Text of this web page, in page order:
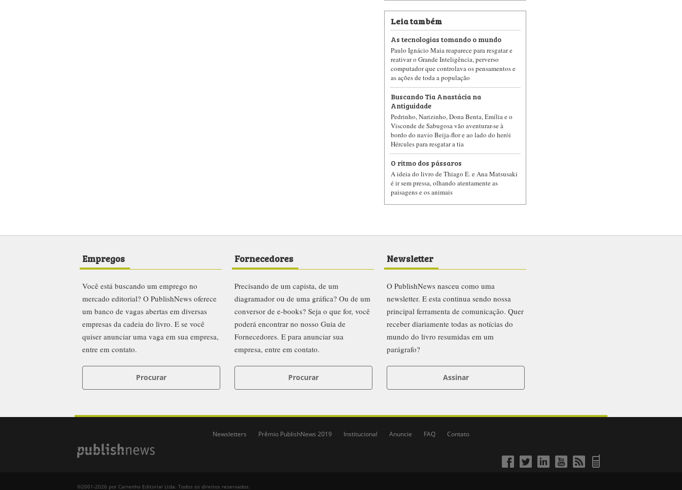
Leia também
As tecnologias tomando o mundo
Paulo Ignácio Maia reaparece para resgatar e
reativar o Grande Inteligência, perverso
computador que controlava os pensamentos e
as ações de toda a população
Buscando Tia Anastácia na
Antiguidade
Pedrinho, Narizinho, Dona Benta, Emília e o
Visconde de Sabugosa vão aventurar-se à
bordo do navio Beija-flor e ao lado do herói
Hércules para resgatar a tia
O ritmo dos pássaros
A ideia do livro de Thiago E. e Ana Matsusaki
é ir sem pressa, olhando atentamente as
paisagens e os animais
Empregos
Você está buscando um emprego no
mercado editorial? O PublishNews oferece
um banco de vagas abertas em diversas
empresas da cadeia do livro. E se você
quiser anunciar uma vaga em sua empresa,
entre em contato.
Procurar
Fornecedores
Precisando de um capista, de um
diagramador ou de uma gráfica? Ou de um
conversor de e-books? Seja o que for, você
poderá encontrar no nosso Guia de
Fornecedores. E para anunciar sua
empresa, entre em contato.
Procurar
Newsletter
O PublishNews nasceu como uma
newsletter. E esta continua sendo nossa
principal ferramenta de comunicação. Quer
receber diariamente todas as notícias do
mundo do livro resumidas em um
parágrafo?
Assinar
Newsletters Prêmio PublishNews 2019 Institucional Anuncie FAQ Contato
©2001-2026 por Carrenho Editorial Ltda. Todos os direitos reservados.